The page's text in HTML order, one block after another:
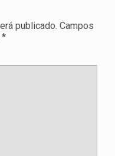
publicado. Campos
*